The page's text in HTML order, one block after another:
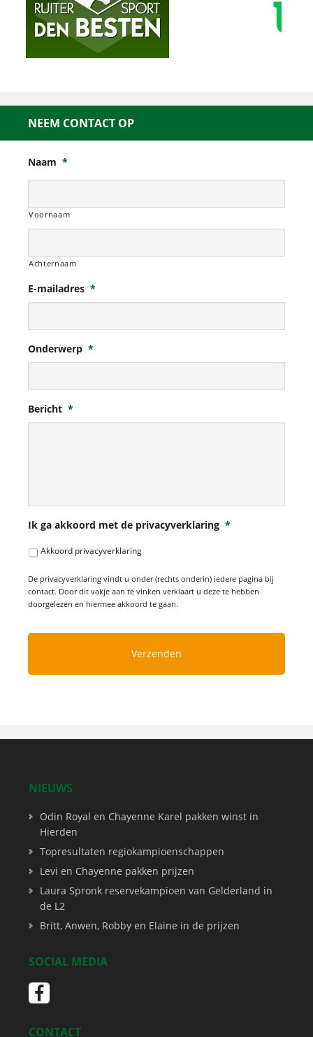
NEEM CONTACT OP
Naam *
Voornaam
Achternaam
E-mailadres *
Onderwerp *
Bericht *
Ik ga akkoord met de privacyverklaring *
Akkoord privacyverklaring
De privacyverklaring vindt u onder (rechts onderin) iedere pagina bij
contact. Door dit vakje aan te vinken verklaart u deze te hebben
doorgelezen en hiermee akkoord te gaan.
NIEUWS
Odin Royal en Chayenne Karel pakken winst in
Hierden
Topresultaten regiokampioenschappen
Levi en Chayenne pakken prijzen
Laura Spronk reservekampioen van Gelderland in
de L2
Britt, Anwen, Robby en Elaine in de prijzen
SOCIAL MEDIA
CONTACT